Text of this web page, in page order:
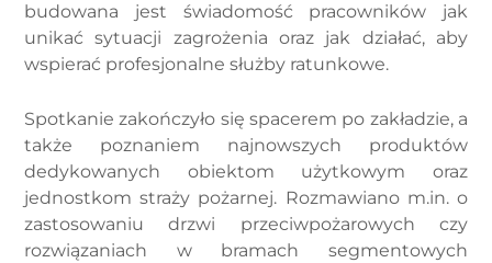
budowana jest świadomość pracowników jak
unikać sytuacji zagrożenia oraz jak działać, aby
wspierać profesjonalne służby ratunkowe.
Spotkanie zakończyło się spacerem po zakładzie, a
także poznaniem najnowszych produktów
dedykowanych obiektom użytkowym oraz
jednostkom straży pożarnej. Rozmawiano m.in. o
zastosowaniu drzwi przeciwpożarowych czy
rozwiązaniach w bramach segmentowych